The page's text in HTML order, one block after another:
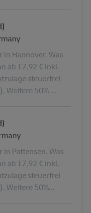
Hannover. Was
ab 17,92 € inkl.
steuerfrei
Weitere 50% ...
Pattensen. Was
ab 17,92 € inkl.
steuerfrei
Weitere 50%...